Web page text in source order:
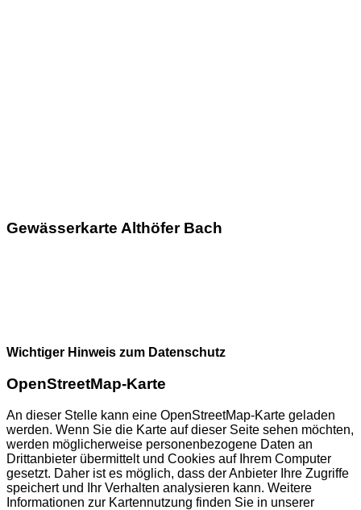
Gewässerkarte Althöfer Bach
Wichtiger Hinweis zum Datenschutz
OpenStreetMap-Karte
An dieser Stelle kann eine OpenStreetMap-Karte geladen
werden. Wenn Sie die Karte auf dieser Seite sehen möchten,
werden möglicherweise personenbezogene Daten an
Drittanbieter übermittelt und Cookies auf Ihrem Computer
gesetzt. Daher ist es möglich, dass der Anbieter Ihre Zugriffe
speichert und Ihr Verhalten analysieren kann. Weitere
Informationen zur Kartennutzung finden Sie in unserer